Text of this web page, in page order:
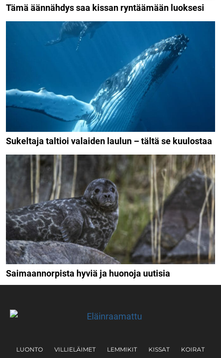
Tämä äännähdys saa kissan ryntäämään luoksesi
Sukeltaja taltioi valaiden laulun – tältä se kuulostaa
Saimaannorpista hyviä ja huonoja uutisia
LUONTO VILLIELÄIMET LEMMIKIT KISSAT KOIRAT